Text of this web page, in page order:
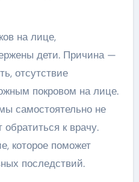
на лице,
дети. Причина —
отсутствие
покровом на лице.
самостоятельно не
к врачу.
которое поможет
последствий.